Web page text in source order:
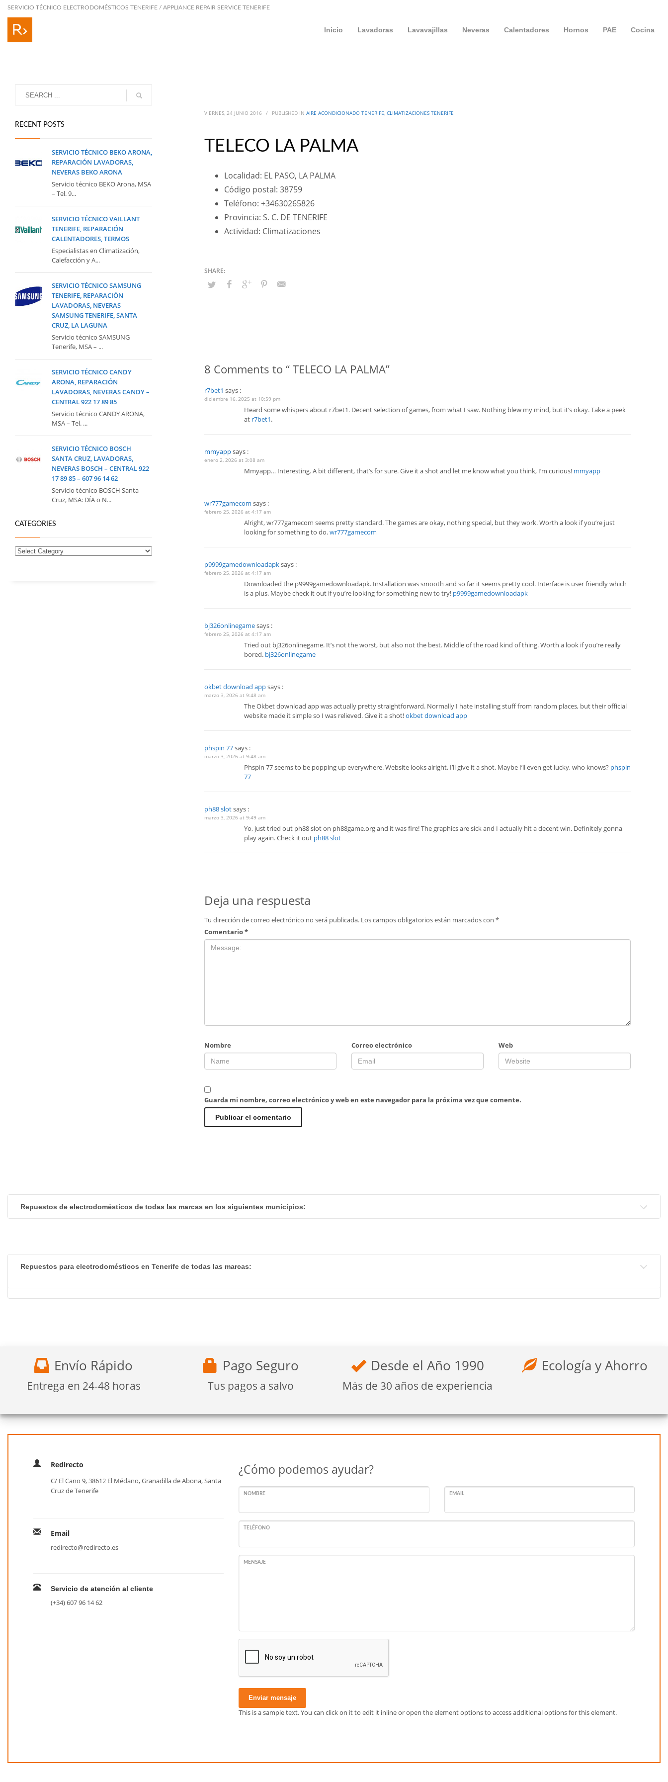
SERVICIO TÉCNICO ELECTRODOMÉSTICOS TENERIFE / APPLIANCE REPAIR SERVICE TENERIFE
Inicio Lavadoras Lavavajillas Neveras Calentadores Hornos PAE Cocina
VIERNES, 24 JUNIO 2016 / PUBLISHED IN AIRE ACONDICIONADO TENERIFE, CLIMATIZACIONES TENERIFE
TELECO LA PALMA
Localidad: EL PASO, LA PALMA
Código postal: 38759
Teléfono: +34630265826
Provincia: S. C. DE TENERIFE
Actividad: Climatizaciones
8 Comments to “ TELECO LA PALMA”
r7bet1 says :
diciembre 16, 2025 at 10:59 pm
Heard some whispers about r7bet1. Decent selection of games, from what I saw. Nothing blew my mind, but it’s okay. Take a peek
at r7bet1.
mmyappsays :
enero 2, 2026 at 3:08 am
Mmyapp… Interesting. A bit different, that’s for sure. Give it a shot and let me know what you think, I’m curious! mmyapp
wr777gamecom says :
febrero 25, 2026 at 4:17 am
Alright, wr777gamecom seems pretty standard. The games are okay, nothing special, but they work. Worth a look if you’re just
looking for something to do.wr777gamecom
p9999gamedownloadapksays :
febrero 25, 2026 at 4:17 am
Downloaded the p9999gamedownloadapk. Installation was smooth and so far it seems pretty cool. Interface is user friendly which
is a plus. Maybe check it out if you’re looking for something new to try! p9999gamedownloadapk
bj326onlinegamesays :
febrero 25, 2026 at 4:17 am
Tried out bj326onlinegame. It’s not the worst, but also not the best. Middle of the road kind of thing. Worth a look if you’re really
bored. bj326onlinegame
okbet download appsays :
marzo 3, 2026 at 9:48 am
The Okbet download app was actually pretty straightforward. Normally I hate installing stuff from random places, but their official
website made it simple so I was relieved. Give it a shot!okbet download app
phspin 77says :
marzo 3, 2026 at 9:48 am
Phspin 77 seems to be popping up everywhere. Website looks alright, I’ll give it a shot. Maybe I’ll even get lucky, who knows? phspin
77
ph88 slotsays :
marzo 3, 2026 at 9:49 am
Yo, just tried out ph88 slot on ph88game.org and it was fire! The graphics are sick and I actually hit a decent win. Definitely gonna
play again. Check it out ph88 slot
Deja una respuesta
Tu dirección de correo electrónico no será publicada. Los campos obligatorios están marcados con *
Comentario*
Nombre Correo electrónico Web
Guarda mi nombre, correo electrónico y web en este navegador para la próxima vez que comente.
RECENT POSTS
SERVICIO TÉCNICO BEKO ARONA,
REPARACIÓN LAVADORAS,
NEVERAS BEKO ARONA
Servicio técnico BEKO Arona, MSA
– Tel. 9...
SERVICIO TÉCNICO VAILLANT
TENERIFE, REPARACIÓN
CALENTADORES, TERMOS
Especialistas en Climatización,
Calefacción y A...
SERVICIO TÉCNICO SAMSUNG
TENERIFE, REPARACIÓN
LAVADORAS, NEVERAS
SAMSUNG TENERIFE, SANTA
CRUZ, LA LAGUNA
Servicio técnico SAMSUNG
Tenerife, MSA – ...
SERVICIO TÉCNICO CANDY
ARONA, REPARACIÓN
LAVADORAS, NEVERAS CANDY –
CENTRAL 922 17 89 85
Servicio técnico CANDY ARONA,
MSA – Tel. ...
SERVICIO TÉCNICO BOSCH
SANTA CRUZ, LAVADORAS,
NEVERAS BOSCH – CENTRAL 922
17 89 85 – 607 96 14 62
Servicio técnico BOSCH Santa
Cruz, MSA: DÍA o N...
CATEGORIES
Repuestos de electrodomésticos de todas las marcas en los siguientes municipios:
Repuestos para electrodomésticos en Tenerife de todas las marcas:
Envío Rápido
Entrega en 24-48 horas
Pago Seguro
Tus pagos a salvo
Desde el Año 1990
Más de 30 años de experiencia
Ecología y Ahorro
Redirecto
C/ El Cano 9, 38612 El Médano, Granadilla de Abona, Santa
Cruz de Tenerife
Email
redirecto@redirecto.es
Servicio de atención al cliente
(+34) 607 96 14 62
¿Cómo podemos ayudar?
NOMBRE EMAIL
TELÉFONO
MENSAJE
Enviar mensaje
This is a sample text. You can click on it to edit it inline or open the element options to access additional options for this element.